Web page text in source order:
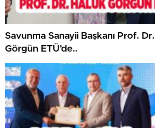
Savunma Sanayii Başkanı Prof.
Görgün ETÜ’de..